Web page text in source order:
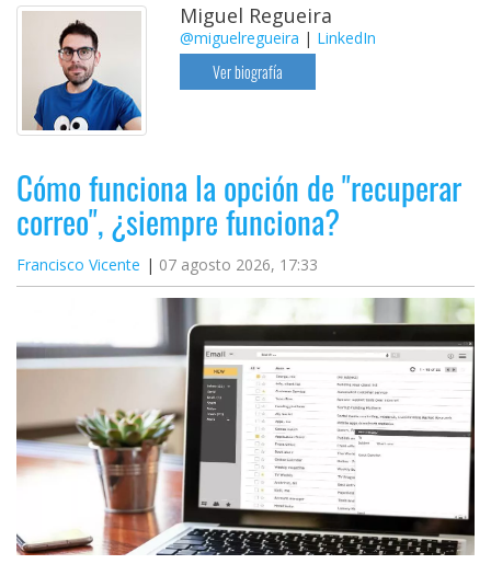
Miguel Regueira
@miguelregueira | LinkedIn
Ver biografía
Cómo funciona la opción de "recuperar
correo", ¿siempre funciona?
Francisco Vicente 07 agosto 2026, 17:33